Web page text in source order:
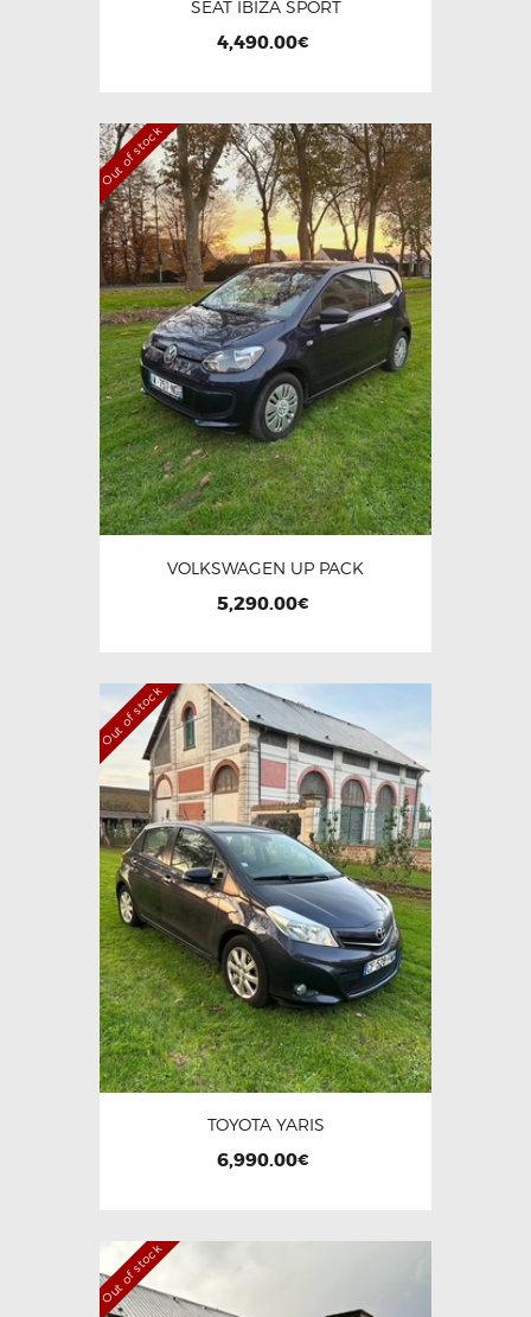
SEAT IBIZA SPORT
4,490.00€
Out of stock
VOLKSWAGEN UP PACK
5,290.00€
Out of stock
TOYOTA YARIS
6,990.00€
Out of stock